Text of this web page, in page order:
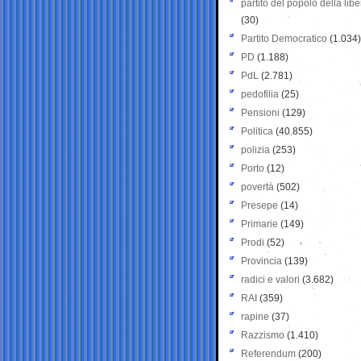
partito del popolo della
(30)
Partito Democratico (1.034)
PD (1.188)
PdL (2.781)
pedofilia (25)
Pensioni (129)
Politica (40.855)
polizia (253)
Porto (12)
povertà (502)
Presepe (14)
Primarie (149)
Prodi (52)
Provincia (139)
radici e valori (3.682)
RAI (359)
rapine (37)
Razzismo (1.410)
Referendum (200)